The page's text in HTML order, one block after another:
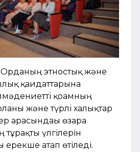
этностық және
қағидаттарына
қоғамның
және түрлі халықтар
арасындағы өзара
үлгілерін
ерекше атап өтіледі.